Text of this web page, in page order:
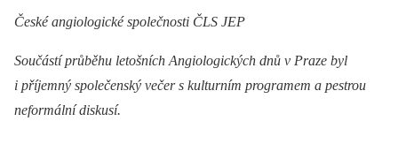
České angiologické společnosti ČLS JEP
Součástí průběhu letošních Angiologických dnů v Praze byl
i příjemný společenský večer s kulturním programem a pestrou
neformální diskusí.